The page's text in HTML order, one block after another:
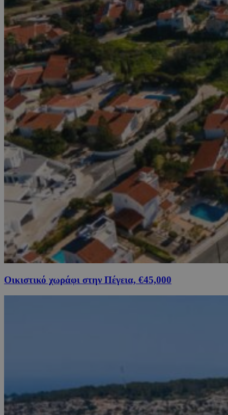
Οικιστικό χωράφι στην Πέγεια, €45,000